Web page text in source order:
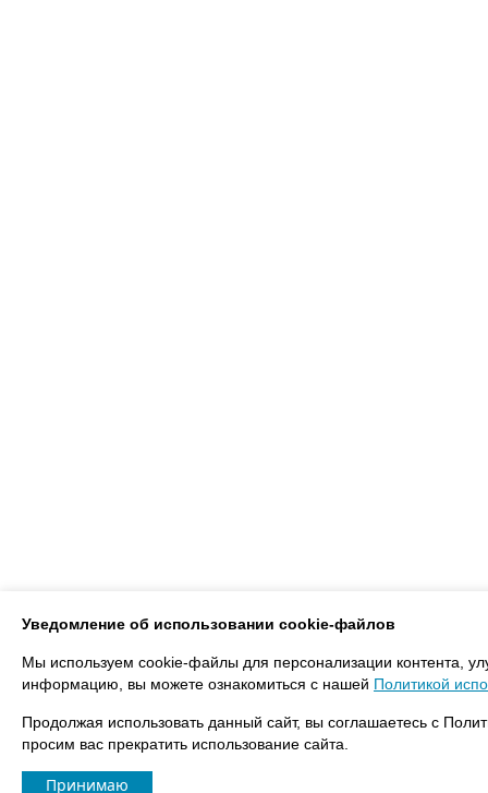
Уведомление об использовании cookie-файлов
Мы используем cookie-файлы для персонализации контента,
информацию, вы можете ознакомиться с нашей Политикой
Продолжая использовать данный сайт, вы соглашаетесь с
просим вас прекратить использование сайта.
Принимаю